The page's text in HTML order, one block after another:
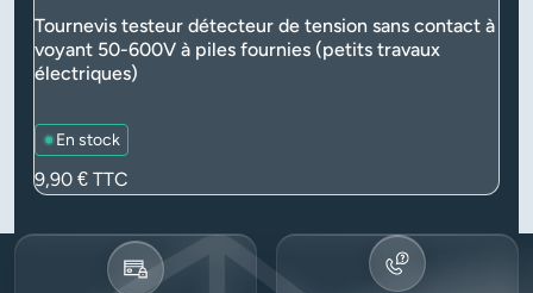
Tournevis testeur détecteur de tension sans contact à
voyant 50-600V à piles fournies (petits travaux
électriques)
En stock
Prix
9,90 € TTC